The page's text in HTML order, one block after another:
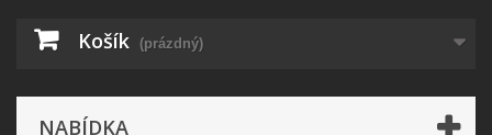
Košík (prázdný)
NABÍDKA